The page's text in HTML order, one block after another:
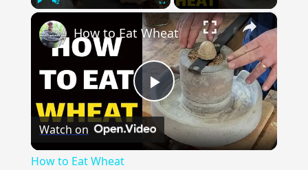
Fullscreen ×
Play
Video
How to Eat Wheat
Watch on
How to Eat Wheat